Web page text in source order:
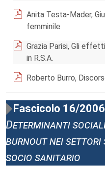
Anita Testa-Mader,
femminile
Grazia Parisi, Gli
in R.S.A.
Roberto Burro,
Fascicolo 16/2006
Determinanti
burnout nei settori
socio sanitario